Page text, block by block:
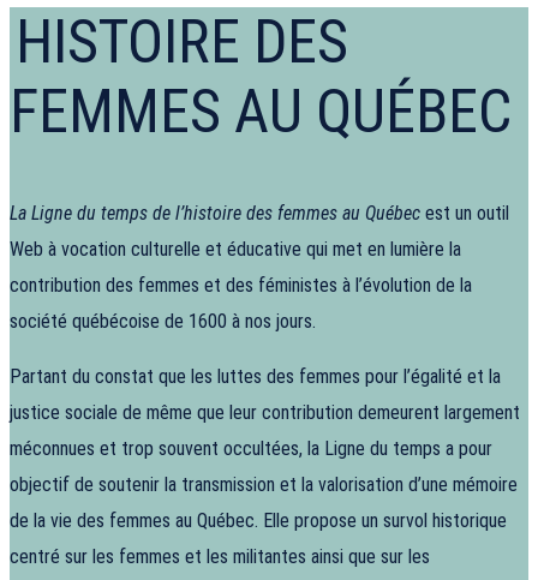
HISTOIRE DES
FEMMES AU QUÉBEC
La Ligne du temps de l’histoire des femmes au Québec est un outil
Web à vocation culturelle et éducative qui met en lumière la
contribution des femmes et des féministes à l’évolution de la
société québécoise de 1600 à nos jours.
Partant du constat que les luttes des femmes pour l’égalité et la
justice sociale de même que leur contribution demeurent largement
méconnues et trop souvent occultées, la Ligne du temps a pour
objectif de soutenir la transmission et la valorisation d’une mémoire
de la vie des femmes au Québec. Elle propose un survol historique
centré sur les femmes et les militantes ainsi que sur les